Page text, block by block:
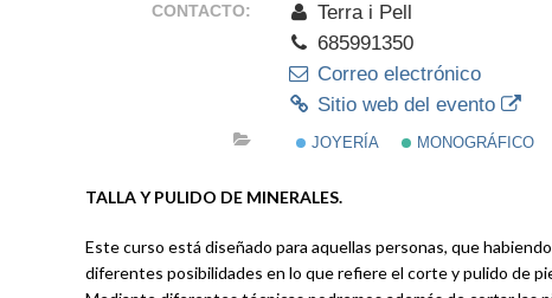
CONTACTO:
Terra i Pell
685991350
Correo electrónico
Sitio web del evento
JOYERÍA MONOGRÁFICO
TALLA Y PULIDO DE MINERALES.
Este curso está diseñado para aquellas personas, que
diferentes posibilidades en lo que refiere el corte y pulido de